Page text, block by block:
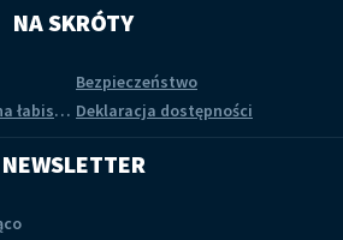
NA SKRÓTY
Bezpieczeństwo
Wypożyczalnie sprzętu na łabiszyńskiej wyspie Deklaracja dostępności
NEWSLETTER